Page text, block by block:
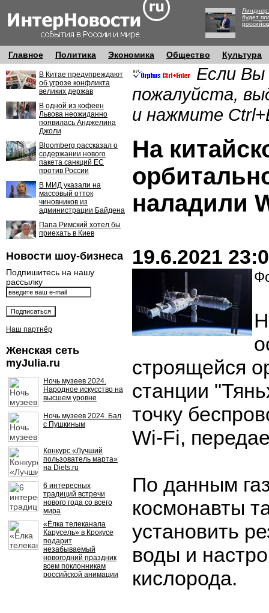
будет
Главное Политика Экономика Общество Культура
В Китае предупреждают
об угрозе конфликта
великих держав
В одной из кофеен
Львова неожиданно
появилась Анджелина
Джоли
Bloomberg рассказал о
содержании нового
пакета санкций ЕС
против России
В МИД указали на
массовый отток
чиновников из
администрации Байдена
Папа Римский хотел бы
приехать в Киев
Новости шоу-бизнеса
Подпишитесь на нашу
рассылку
Наш партнёр
Женская сеть
myJulia.ru
Ночь музеев 2024.
Народное искусство на
высшем уровне
Ночь музеев 2024. Бал
с Пушкиным
Конкурс «Лучший
пользователь марта»
на Diets.ru
6 интересных
традиций встречи
нового года со всего
мира
«Ёлка телеканала
Карусель» в Крокусе
подарит
незабываемый
новогодний праздник
всем поклонникам
российской анимации
Если Вы
пожалуйста,
и нажмите
На
наладили
19.6.2021
строящейся
станции
точку
Wi-Fi,
По данным
космонавты
установить
воды и
кислорода.